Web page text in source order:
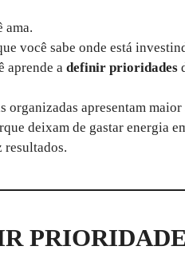
ama.
você sabe onde está
aprende a definir prioridades
organizadas apresentam
deixam de gastar energia
resultados.